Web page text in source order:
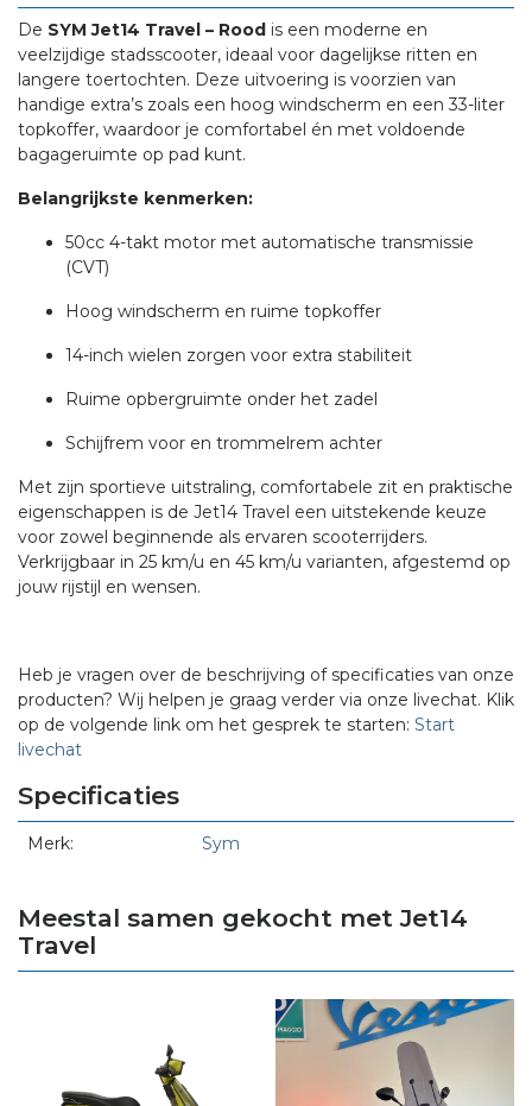
De SYM Jet14 Travel – Rood is een moderne en
veelzijdige stadsscooter, ideaal voor dagelijkse ritten en
langere toertochten. Deze uitvoering is voorzien van
handige extra’s zoals een hoog windscherm en een 33-liter
topkoffer, waardoor je comfortabel én met voldoende
bagageruimte op pad kunt.
Belangrijkste kenmerken:
50cc 4-takt motor met automatische transmissie
(CVT)
Hoog windscherm en ruime topkoffer
14-inch wielen zorgen voor extra stabiliteit
Ruime opbergruimte onder het zadel
Schijfrem voor en trommelrem achter
Met zijn sportieve uitstraling, comfortabele zit en praktische
eigenschappen is de Jet14 Travel een uitstekende keuze
voor zowel beginnende als ervaren scooterrijders.
Verkrijgbaar in 25 km/u en 45 km/u varianten, afgestemd op
jouw rijstijl en wensen.
Heb je vragen over de beschrijving of specificaties van onze
producten? Wij helpen je graag verder via onze livechat. Klik
op de volgende link om het gesprek te starten: Start
livechat
Specificaties
Merk: Sym
Meestal samen gekocht met Jet14
Travel